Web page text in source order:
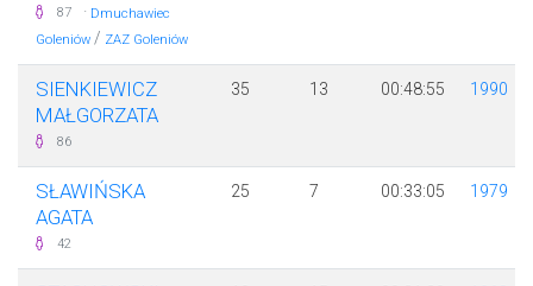
87 · Dmuchawiec
Goleniów / ZAZ Goleniów
SIENKIEWICZ
MAŁGORZATA
86
35 13 00:48:55 1990
SŁAWIŃSKA
AGATA
42
25 7 00:33:05 1979